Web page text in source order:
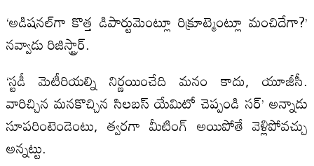
‘అడిషనల్‌గా కొత్త డిపార్టుమెంట్లూ రిక్రూట్మెంట్లూ మంచిదేగా?’
నవ్వాడు రిజిస్ట్రార్.
‘స్టడీ మెటీరియల్ని నిర్ణయించేది మనం కాదు, యూజీసీ.
వారిచ్చిన మనకొచ్చిన సిలబస్ యేమిటో చెప్పండి సర్’ అన్నాడు
సూపరింటెండెంటు, త్వరగా మీటింగ్ అయిపోతే వెళ్లిపోవచ్చు
అన్నట్టు.